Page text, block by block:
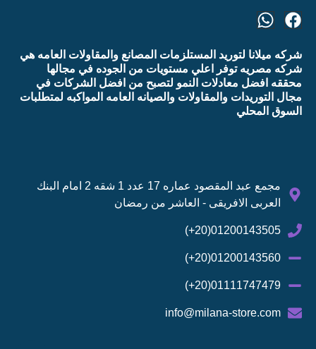
شركه ميلانا لتوريد المستلزمات المصانع والمقاولات العامه هي
شركه مصريه توفر اعلي مستويات من الجوده في مجالها
محققه افضل معادلات النمو لتصبح من افضل الشركات في
مجال التوريدات والمقاولات والصيانه العامه المواكبه لمتطلبات
السوق المحلي
مجمع عبد المقصود عماره 17 عدد 1 شقه 2 امام البنك
العربى الافريقى - العاشر من رمضان
01200143505(20+)
01200143560(20+)
01111747479(20+)
info@milana-store.com